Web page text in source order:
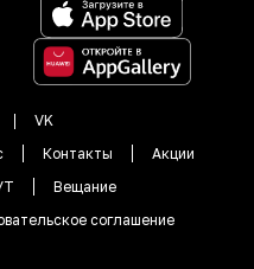
VK
Контакты
Акции
Вещание
соглашение